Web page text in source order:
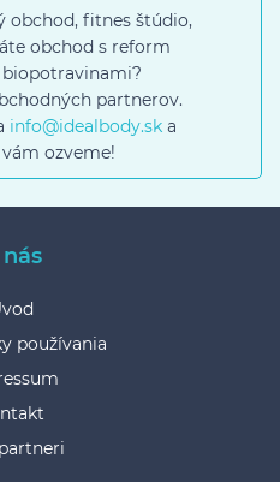
obchod, fitnes štúdio,
obchod s reform
partnerov.
info@idealbody.ska
ozveme!
nás
používania